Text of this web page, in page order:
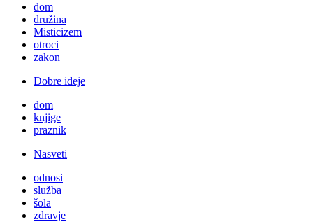
dom
družina
Misticizem
otroci
zakon
Dobre ideje
dom
knjige
praznik
Nasveti
odnosi
služba
šola
zdravje